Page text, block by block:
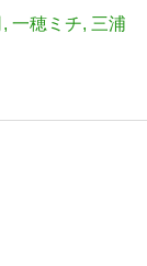
一穂ミチ 三浦